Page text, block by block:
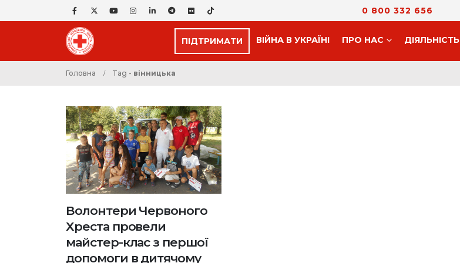
0 800 332 656
ПІДТРИМАТИ ВІЙНА В УКРАЇНІ ПРО НАС ДIЯЛЬНIСТЬ
Головна Tag - вінницька
Волонтери Червоного
Хреста провели
майстер-клас з першої
допомоги в дитячому